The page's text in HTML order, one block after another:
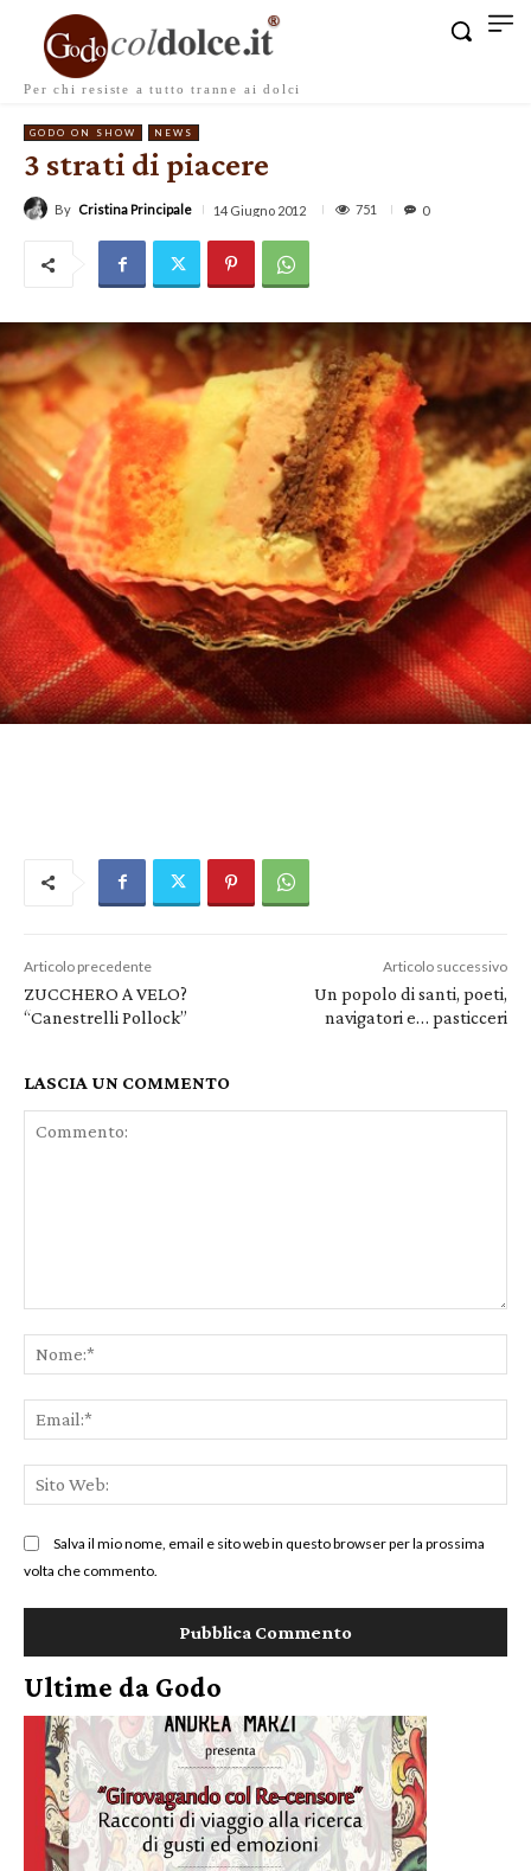
Per chi resiste a tutto tranne ai dolci
GODO ON SHOW NEWS
3 strati di piacere
By Cristina Principale 14 Giugno 2012 751 0
Articolo precedente
ZUCCHERO A VELO?
“Canestrelli Pollock”
Articolo successivo
Un popolo di santi, poeti,
navigatori e… pasticceri
LASCIA UN COMMENTO
Salva il mio nome, email e sito web in questo browser per la prossima
volta che commento.
Ultime da Godo